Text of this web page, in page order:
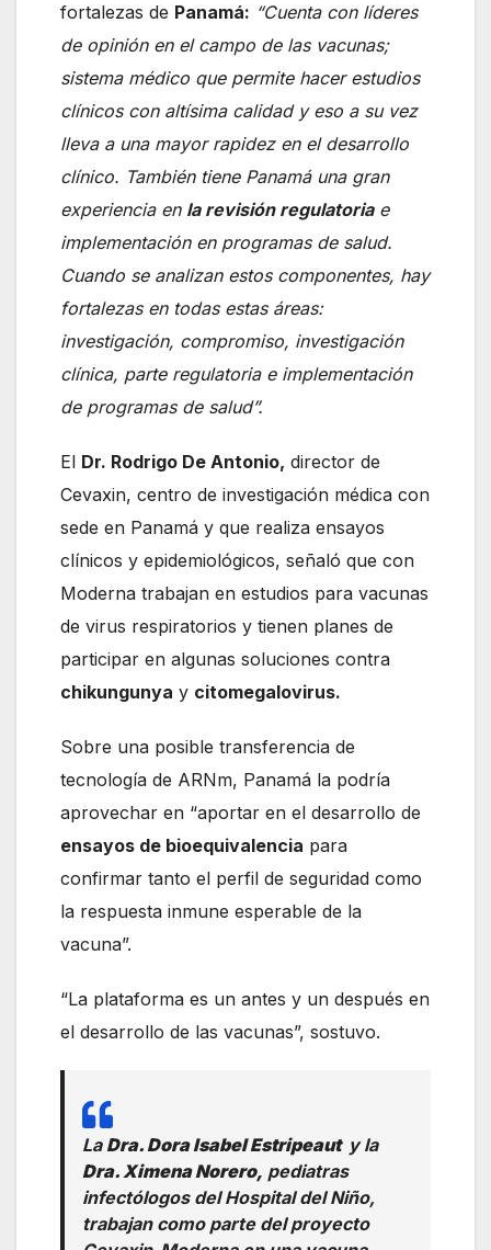
fortalezas de Panamá: “Cuenta con líderes
de opinión en el campo de las vacunas;
sistema médico que permite hacer estudios
clínicos con altísima calidad y eso a su vez
lleva a una mayor rapidez en el desarrollo
clínico. También tiene Panamá una gran
experiencia en la revisión regulatoriae
implementación en programas de salud.
Cuando se analizan estos componentes, hay
fortalezas en todas estas áreas:
investigación, compromiso, investigación
clínica, parte regulatoria e implementación
de programas de salud”.
El Dr. Rodrigo De Antonio, director de
Cevaxin, centro de investigación médica con
sede en Panamá y que realiza ensayos
clínicos y epidemiológicos, señaló que con
Moderna trabajan en estudios para vacunas
de virus respiratorios y tienen planes de
participar en algunas soluciones contra
chikungunya y citomegalovirus.
Sobre una posible transferencia de
tecnología de ARNm, Panamá la podría
aprovechar en “aportar en el desarrollo de
ensayos de bioequivalencia para
confirmar tanto el perfil de seguridad como
la respuesta inmune esperable de la
vacuna”.
“La plataforma es un antes y un después en
el desarrollo de las vacunas”, sostuvo.
LaDra. Dora Isabel Estripeaut y la
Dra. Ximena Norero, pediatras
infectólogos del Hospital del Niño,
trabajan como parte del proyecto